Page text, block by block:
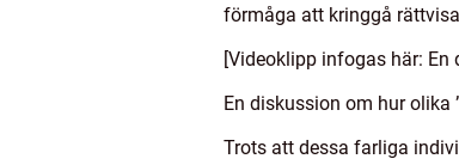
förmåga att kringgå
[Videoklipp infogas här:
En diskussion om hur olika
Trots att dessa farliga